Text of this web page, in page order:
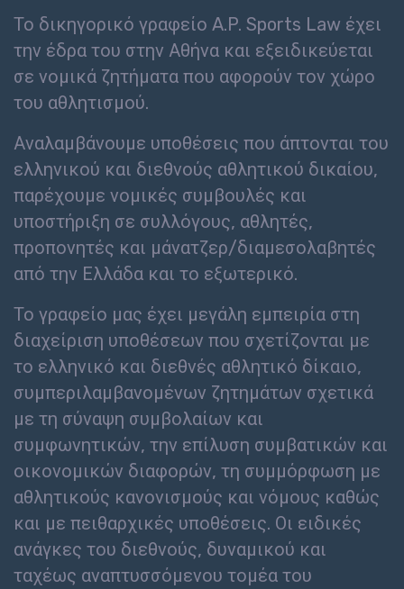
Το δικηγορικό γραφείο A.P. Sports Law έχει
την έδρα του στην Αθήνα και εξειδικεύεται
σε νομικά ζητήματα που αφορούν τον χώρο
του αθλητισμού.
Αναλαμβάνουμε υποθέσεις που άπτονται του
ελληνικού και διεθνούς αθλητικού δικαίου,
παρέχουμε νομικές συμβουλές και
υποστήριξη σε συλλόγους, αθλητές,
προπονητές και μάνατζερ/διαμεσολαβητές
από την Ελλάδα και το εξωτερικό.
Το γραφείο μας έχει μεγάλη εμπειρία στη
διαχείριση υποθέσεων που σχετίζονται με
το ελληνικό και διεθνές αθλητικό δίκαιο,
συμπεριλαμβανομένων ζητημάτων σχετικά
με τη σύναψη συμβολαίων και
συμφωνητικών, την επίλυση συμβατικών και
οικονομικών διαφορών, τη συμμόρφωση με
αθλητικούς κανονισμούς και νόμους καθώς
και με πειθαρχικές υποθέσεις. Οι ειδικές
ανάγκες του διεθνούς, δυναμικού και
ταχέως αναπτυσσόμενου τομέα του